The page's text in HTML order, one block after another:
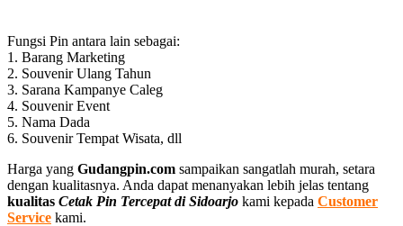
Fungsi Pin antara lain sebagai:
1. Barang Marketing
2. Souvenir Ulang Tahun
3. Sarana Kampanye Caleg
4. Souvenir Event
5. Nama Dada
6. Souvenir Tempat Wisata, dll
Harga yang Gudangpin.com sampaikan sangatlah murah, setara
dengan kualitasnya. Anda dapat menanyakan lebih jelas tentang
kualitas Cetak Pin Tercepat di Sidoarjo kami kepada Customer
Service kami.